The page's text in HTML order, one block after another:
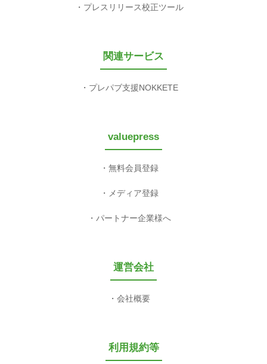
プレスリリース校正ツール
関連サービス
プレパブ支援NOKKETE
valuepress
無料会員登録
メディア登録
パートナー企業様へ
運営会社
会社概要
利用規約等